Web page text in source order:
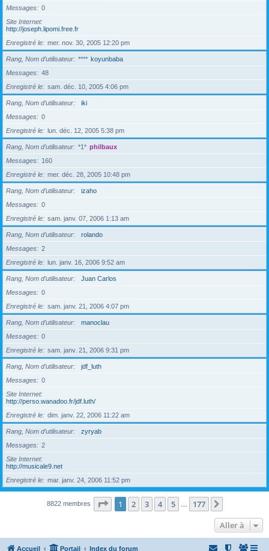
Messages
0
Site Internet
http://joseph.lipomi.free.fr
Enregistré le
mer. nov. 30, 2005 12:20 pm
Rang, Nom d’utilisateur **** koyunbaba
Messages
48
Enregistré le
sam. déc. 10, 2005 4:06 pm
Rang, Nom d’utilisateur
iki
Messages
0
Enregistré le
lun. déc. 12, 2005 5:38 pm
Rang, Nom d’utilisateur *1* philbaux
Messages
160
Enregistré le
mer. déc. 28, 2005 10:48 pm
Rang, Nom d’utilisateur
izaho
Messages
0
Enregistré le
sam. janv. 07, 2006 1:13 am
Rang, Nom d’utilisateur
rolando
Messages
2
Enregistré le
lun. janv. 16, 2006 9:52 am
Rang, Nom d’utilisateur
Juan Carlos
Messages
0
Enregistré le
sam. janv. 21, 2006 4:07 pm
Rang, Nom d’utilisateur
manoclau
Messages
0
Enregistré le
sam. janv. 21, 2006 9:31 pm
Rang, Nom d’utilisateur
jdf_luth
Messages
0
Site Internet
http://perso.wanadoo.fr/jdf.luth/
Enregistré le
dim. janv. 22, 2006 11:22 am
Rang, Nom d’utilisateur
zyryab
Messages
2
Site Internet
http://musicale9.net
Enregistré le
mar. janv. 24, 2006 11:52 pm
8822 membres Page 1sur177
1 2 3 4 5 177
Aller à
Accueil Portail Index du forum